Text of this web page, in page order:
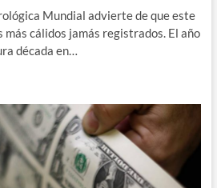
Mundial advierte de que este
cálidos jamás registrados. El año
década en…